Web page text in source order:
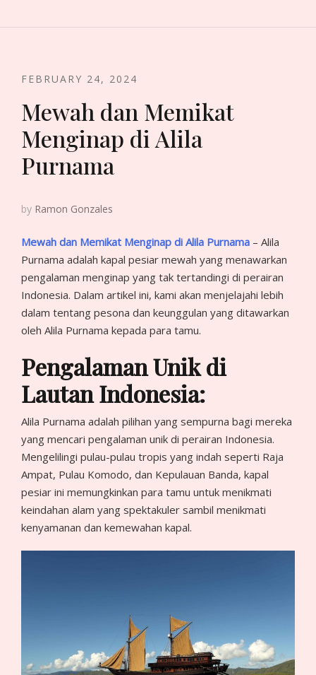
FEBRUARY 24, 2024
Mewah dan Memikat
Menginap di Alila
Purnama
by Ramon Gonzales
Mewah dan Memikat Menginap di Alila Purnama – Alila
Purnama adalah kapal pesiar mewah yang menawarkan
pengalaman menginap yang tak tertandingi di perairan
Indonesia. Dalam artikel ini, kami akan menjelajahi lebih
dalam tentang pesona dan keunggulan yang ditawarkan
oleh Alila Purnama kepada para tamu.
Pengalaman Unik di
Lautan Indonesia:
Alila Purnama adalah pilihan yang sempurna bagi mereka
yang mencari pengalaman unik di perairan Indonesia.
Mengelilingi pulau-pulau tropis yang indah seperti Raja
Ampat, Pulau Komodo, dan Kepulauan Banda, kapal
pesiar ini memungkinkan para tamu untuk menikmati
keindahan alam yang spektakuler sambil menikmati
kenyamanan dan kemewahan kapal.